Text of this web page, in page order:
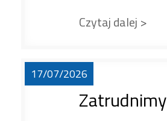
Czytaj dalej >
17/07/2026
Zatrudnimy